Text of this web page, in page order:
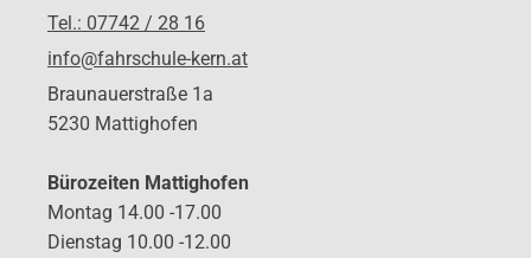
Tel.: 07742 / 28 16
info@fahrschule-kern.at
Braunauerstraße 1a
5230 Mattighofen
Bürozeiten Mattighofen
Montag 14.00 -17.00
Dienstag 10.00 -12.00